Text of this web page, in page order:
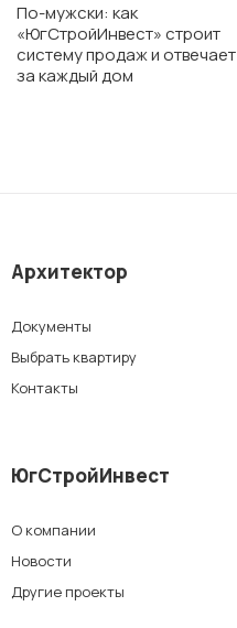
По-мужски: как
«ЮгСтройИнвест» строит
систему продаж и отвечает
за каждый дом
Архитектор
Документы
Выбрать квартиру
Контакты
ЮгСтройИнвест
О компании
Новости
Другие проекты
ЖК «Персона»
мкр. «Губернский»
г. Ставрополь